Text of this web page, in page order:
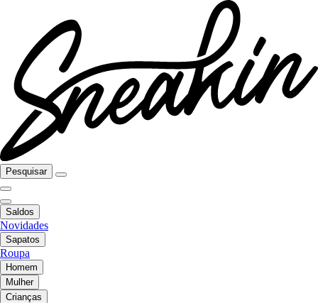
Pesquisar
Saldos
Novidades
Sapatos
Roupa
Homem
Mulher
Crianças